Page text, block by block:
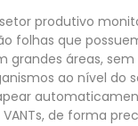
produtivo
folhas que
grandes áreas,
ao nível do
de forma